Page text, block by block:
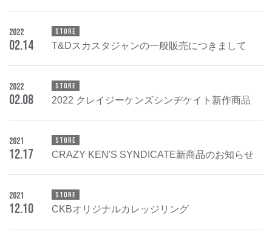
2022
02.14
STORE
T&Dスカスタジャンの一般販売につきまして
2022
02.08
STORE
2022 クレイジーケンズシンヂケイト新作商品
2021
12.17
STORE
CRAZY KEN'S SYNDICATE新商品のお知らせ
2021
12.10
STORE
CKBオリジナルカレッジリング